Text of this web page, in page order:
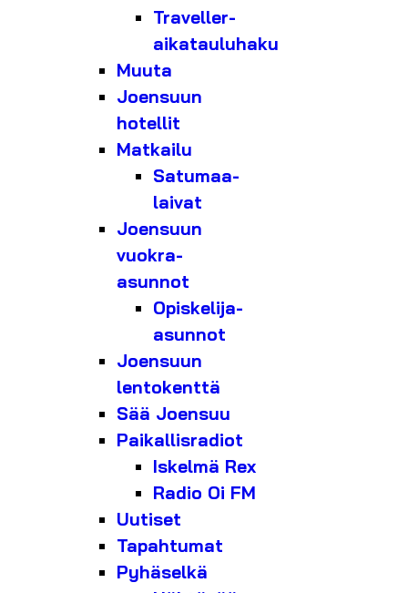
Traveller-
aikatauluhaku
Muuta
Joensuun
hotellit
Matkailu
Satumaa-
laivat
Joensuun
vuokra-
asunnot
Opiskelija-
asunnot
Joensuun
lentokenttä
Sää Joensuu
Paikallisradiot
Iskelmä Rex
Radio Oi FM
Uutiset
Tapahtumat
Pyhäselkä